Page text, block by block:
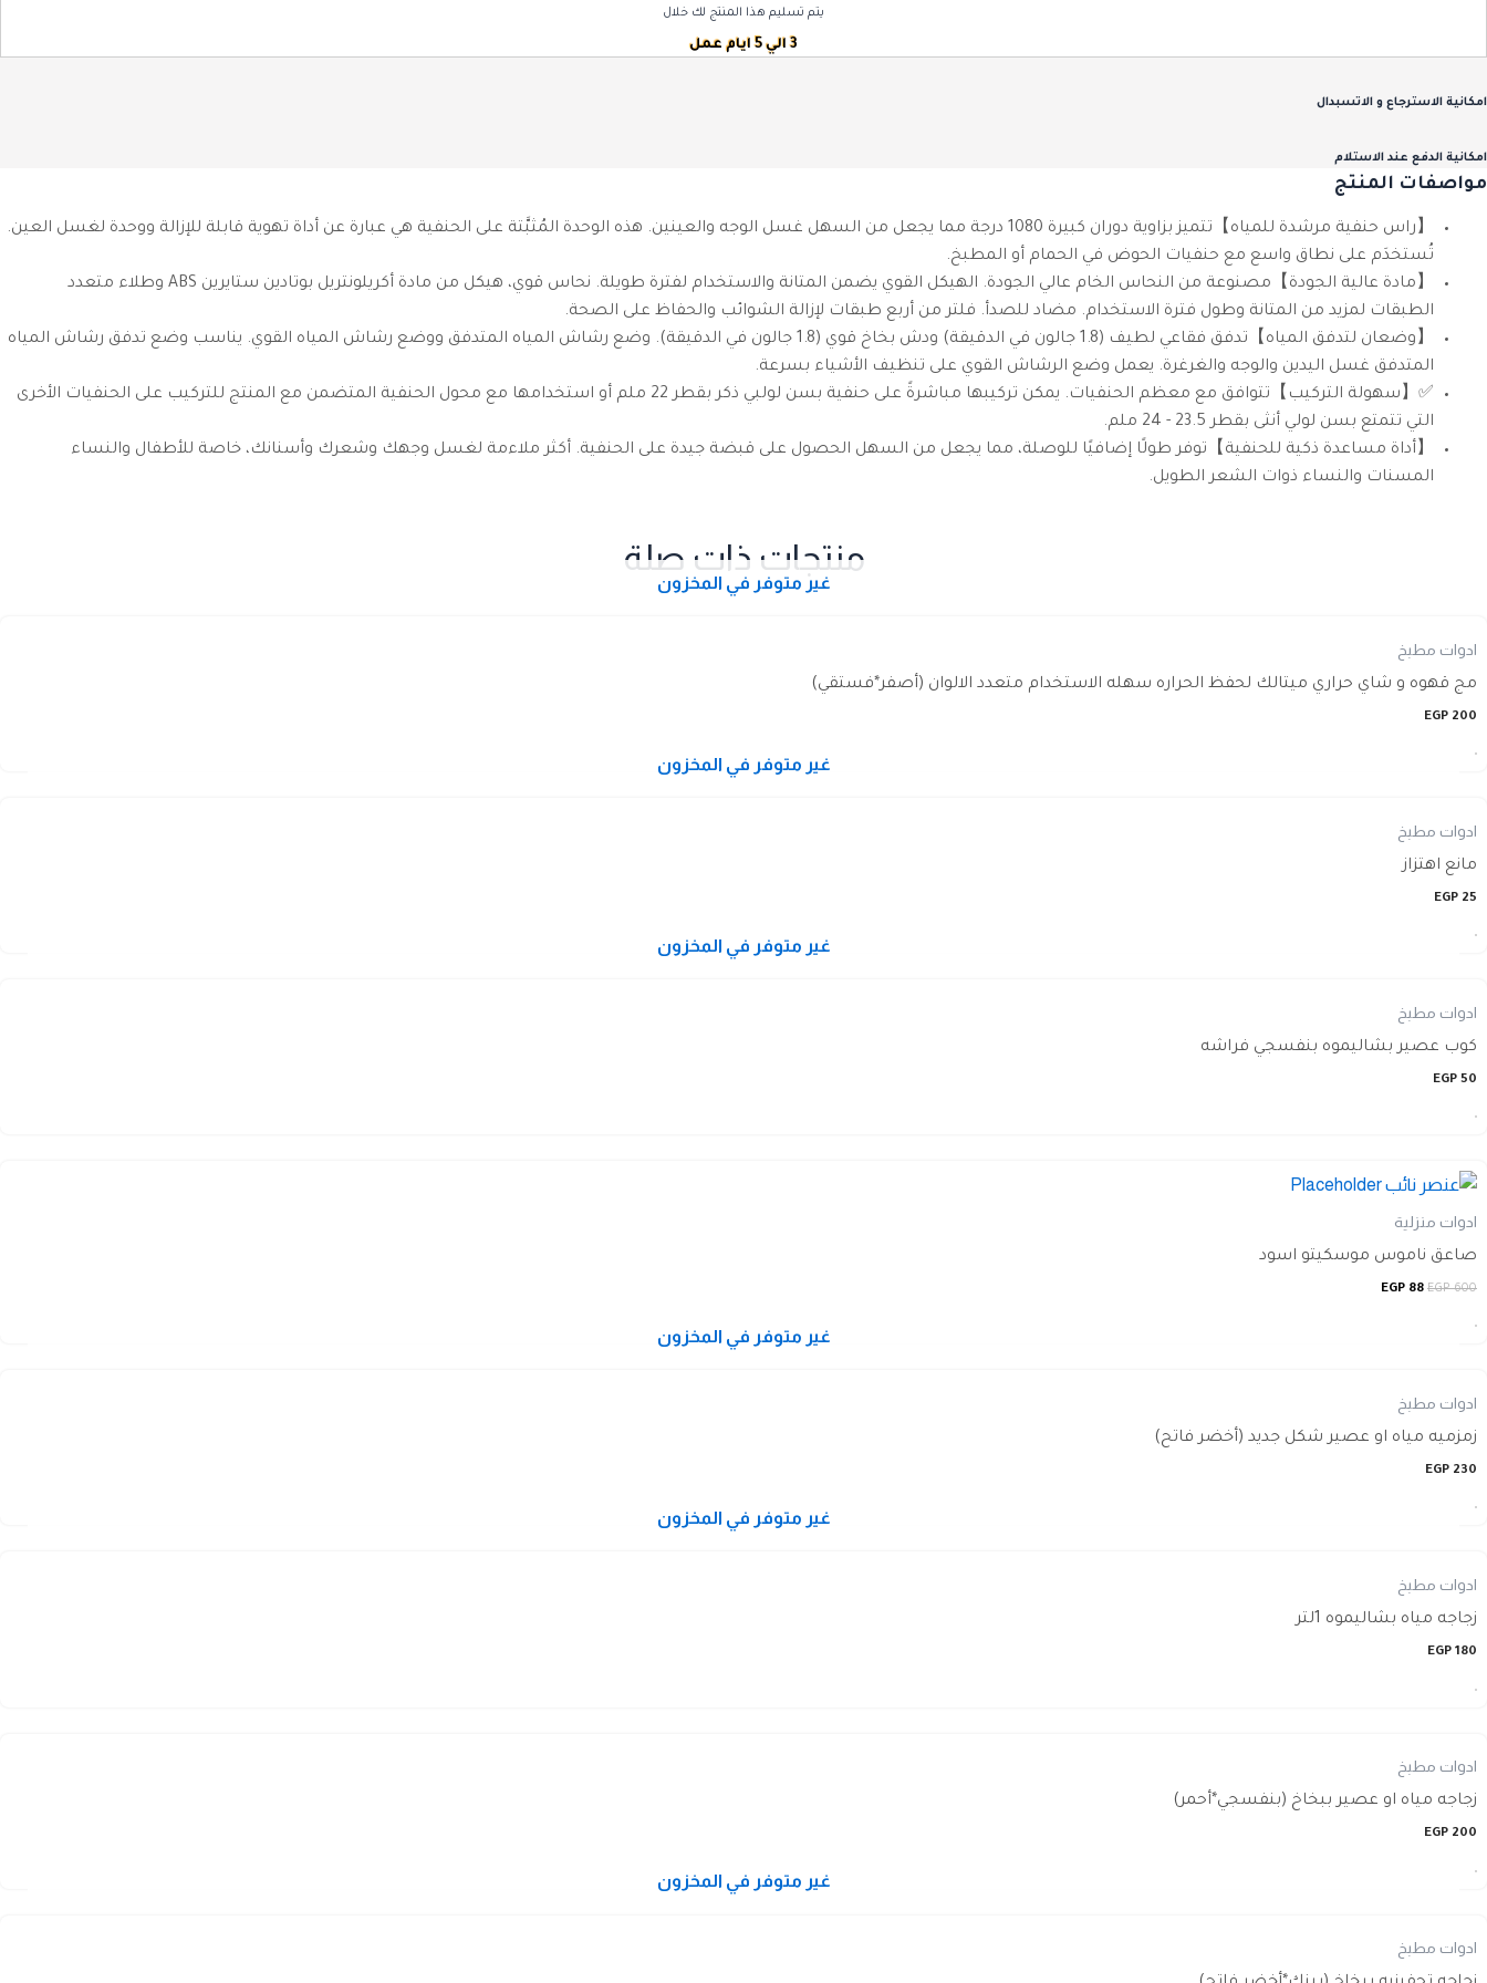
يتم تسليم هذا المنتج لك خلال
3 الي 5 ايام عمل
امكانية الاسترجاع و الاتسبدال
امكانية الدفع عند الاستلام
مواصفات المنتج
【راس حنفية مرشدة للمياه】تتميز بزاوية دوران كبيرة 1080 درجة مما يجعل من السهل غسل الوجه والعينين. هذه الوحدة المُثبَّتة على الحنفية هي عبارة عن أداة تهوية قابلة للإزالة ووحدة لغسل العين.
تُستخدَم على نطاق واسع مع حنفيات الحوض في الحمام أو المطبخ.
【مادة عالية الجودة】مصنوعة من النحاس الخام عالي الجودة. الهيكل القوي يضمن المتانة والاستخدام لفترة طويلة. نحاس قوي، هيكل من مادة أكريلونتريل بوتادين ستايرين ABS وطلاء متعدد
الطبقات لمزيد من المتانة وطول فترة الاستخدام. مضاد للصدأ. فلتر من أربع طبقات لإزالة الشوائب والحفاظ على الصحة.
【وضعان لتدفق المياه】تدفق فقاعي لطيف (1.8 جالون في الدقيقة) ودش بخاخ قوي (1.8 جالون في الدقيقة). وضع رشاش المياه المتدفق ووضع رشاش المياه القوي. يناسب وضع تدفق رشاش المياه
المتدفق غسل اليدين والوجه والغرغرة. يعمل وضع الرشاش القوي على تنظيف الأشياء بسرعة.
✅【سهولة التركيب】تتوافق مع معظم الحنفيات. يمكن تركيبها مباشرةً على حنفية بسن لولبي ذكر بقطر 22 ملم أو استخدامها مع محول الحنفية المتضمن مع المنتج للتركيب على الحنفيات الأخرى
التي تتمتع بسن لولي أنثى بقطر 23.5 - 24 ملم.
【أداة مساعدة ذكية للحنفية】توفر طولًا إضافيًا للوصلة، مما يجعل من السهل الحصول على قبضة جيدة على الحنفية. أكثر ملاءمة لغسل وجهك وشعرك وأسنانك، خاصة للأطفال والنساء
المسنات والنساء ذوات الشعر الطويل.
منتجات ذات صلة
غير متوفر في المخزون
ادوات مطبخ
مج قهوه و شاي حراري ميتالك لحفظ الحراره سهله الاستخدام متعدد الالوان (أصفر*فستقي)
200
EGP
غير متوفر في المخزون
ادوات مطبخ
مانع اهتزاز
25
EGP
غير متوفر في المخزون
ادوات مطبخ
كوب عصير بشاليموه بنفسجي فراشه
50
EGP
ادوات منزلية
صاعق ناموس موسكيتو اسود
600
EGP السعر
88
EGP
غير متوفر في المخزون
ادوات مطبخ
زمزميه مياه او عصير شكل جديد (أخضر فاتح)
230
EGP
غير متوفر في المخزون
ادوات مطبخ
زجاجه مياه بشاليموه 1لتر
180
EGP
ادوات مطبخ
زجاجه مياه او عصير ببخاخ (بنفسجي*أحمر)
200
EGP
غير متوفر في المخزون
ادوات مطبخ